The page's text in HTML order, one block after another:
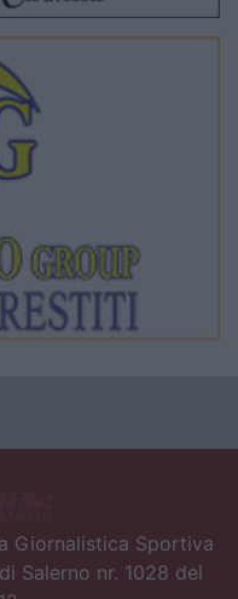
Giornalistica Sportiva
Salerno nr. 1028 del